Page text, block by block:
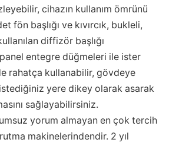
cihazın kullanım ömrünü
fön başlığı ve kıvırcık, bukleli,
diffizör başlığı
entegre düğmeleri ile ister
rahatça kullanabilir, gövdeye
istediğiniz yere dikey olarak asarak
sağlayabilirsiniz.
yorum almayan en çok tercih
makinelerindendir. 2 yıl